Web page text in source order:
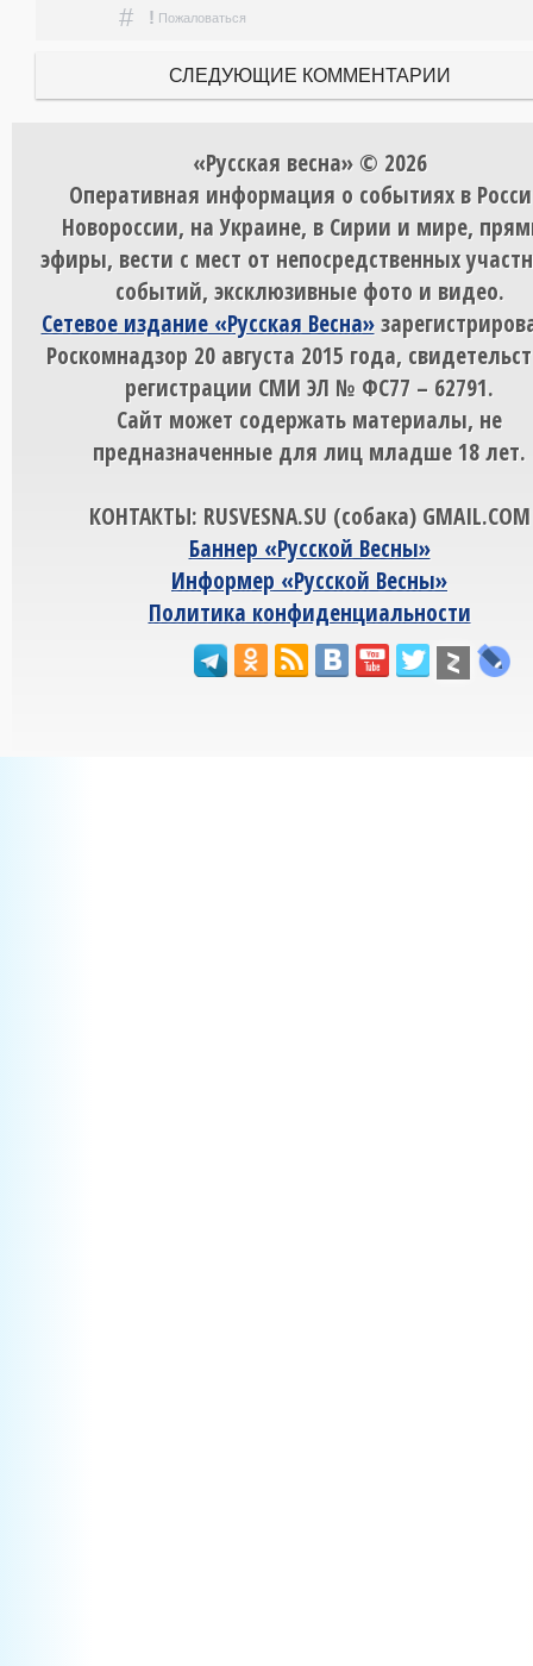
# ! Пожаловаться
СЛЕДУЮЩИЕ КОММЕНТАРИИ
«Русская весна» © 2026
Оперативная информация о событиях в
Новороссии, на Украине, в Сирии и мире,
эфиры, вести с мест от непосредственных
событий, эксклюзивные фото и видео.
Сетевое издание «Русская Весна»
Роскомнадзор 20 августа 2015 года,
регистрации СМИ ЭЛ № ФС77 – 62791.
Сайт может содержать материалы, не
предназначенные для лиц младше 18 лет.
КОНТАКТЫ: RUSVESNA.SU (собака) GMAIL.COM
Баннер «Русской Весны»
Информер «Русской Весны»
Политика конфиденциальности